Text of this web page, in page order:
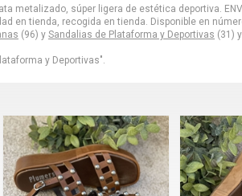
metalizado, súper ligera de estética deportiva.
en tienda, recogida en tienda. Disponible en
(96) y Sandalias de Plataforma y Deportivas (31)
y Deportivas".